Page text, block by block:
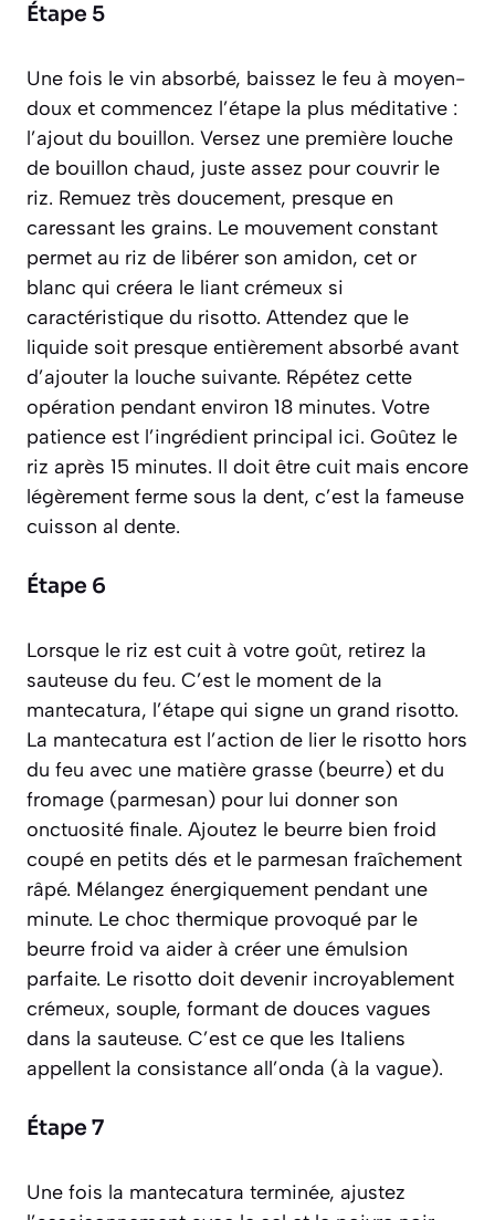
Étape 5
Une fois le vin absorbé, baissez le feu à moyen-
doux et commencez l’étape la plus méditative :
l’ajout du bouillon. Versez une première louche
de bouillon chaud, juste assez pour couvrir le
riz. Remuez très doucement, presque en
caressant les grains. Le mouvement constant
permet au riz de libérer son amidon, cet or
blanc qui créera le liant crémeux si
caractéristique du risotto. Attendez que le
liquide soit presque entièrement absorbé avant
d’ajouter la louche suivante. Répétez cette
opération pendant environ 18 minutes. Votre
patience est l’ingrédient principal ici. Goûtez le
riz après 15 minutes. Il doit être cuit mais encore
légèrement ferme sous la dent, c’est la fameuse
cuisson al dente.
Étape 6
Lorsque le riz est cuit à votre goût, retirez la
sauteuse du feu. C’est le moment de la
mantecatura, l’étape qui signe un grand risotto.
La mantecatura est l’action de lier le risotto hors
du feu avec une matière grasse (beurre) et du
fromage (parmesan) pour lui donner son
onctuosité finale. Ajoutez le beurre bien froid
coupé en petits dés et le parmesan fraîchement
râpé. Mélangez énergiquement pendant une
minute. Le choc thermique provoqué par le
beurre froid va aider à créer une émulsion
parfaite. Le risotto doit devenir incroyablement
crémeux, souple, formant de douces vagues
dans la sauteuse. C’est ce que les Italiens
appellent la consistance all’onda (à la vague).
Étape 7
Une fois la mantecatura terminée, ajustez